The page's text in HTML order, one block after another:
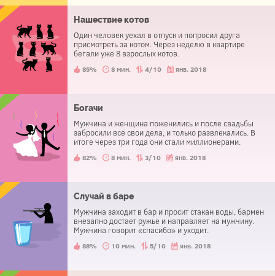
Нашествие котов
Один человек уехал в отпуск и попросил друга
присмотреть за котом. Через неделю в квартире
бегали уже 8 взрослых котов.
85% 8 мин. 4/10 янв. 2018
Богачи
Мужчина и женщина поженились и после свадьбы
забросили все свои дела, и только развлекались. В
итоге через три года они стали миллионерами.
82% 8 мин. 3/10 янв. 2018
Случай в баре
Мужчина заходит в бар и просит стакан воды, бармен
внезапно достает ружье и направляет на мужчину.
Мужчина говорит «спасибо» и уходит.
88% 10 мин. 5/10 янв. 2018